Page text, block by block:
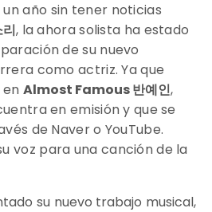
año sin tener noticias
, la ahora solista ha estado
de su nuevo
como actriz. Ya que
Almost Famous 반예인,
en emisión y que se
de Naver o YouTube.
voz para una canción de la
su nuevo trabajo musical,